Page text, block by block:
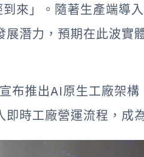
來」。隨著生產端導
潛力，預期在此波實
布推出AI原生工廠架
時工廠營運流程，成